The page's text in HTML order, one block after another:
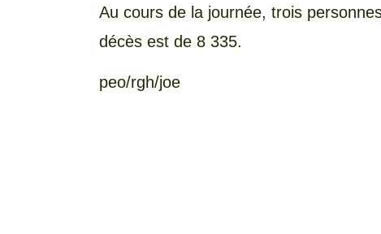
Au cours de la journée, trois
décès est de 8 335.
peo/rgh/joe